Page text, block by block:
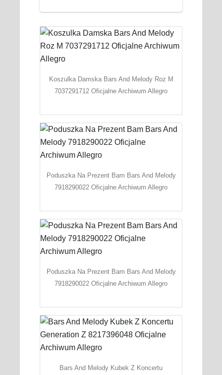
Koszulka Damska Bars And Melody Roz M
7037291712 Oficjalne Archiwum Allegro
Poduszka Na Prezent Bam Bars And Melody
7918290022 Oficjalne Archiwum Allegro
Poduszka Na Prezent Bam Bars And Melody
7918290022 Oficjalne Archiwum Allegro
Bars And Melody Kubek Z Koncertu